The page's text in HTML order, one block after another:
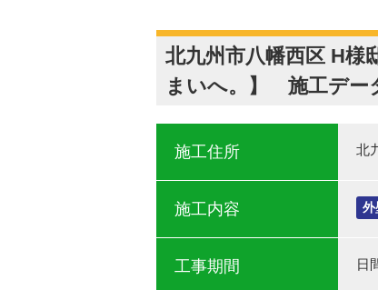
北九州市八幡西区 H
まいへ。】 施工デー
施工住所 北
施工内容 外
工事期間 日